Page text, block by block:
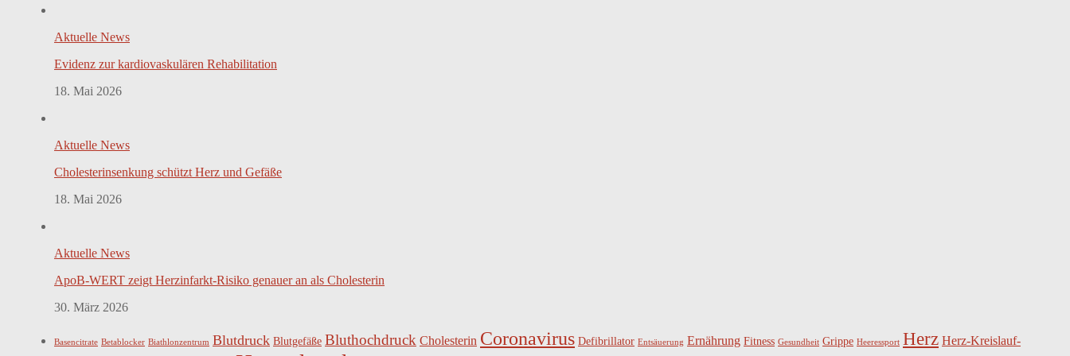
Aktuelle News
Evidenz zur kardiovaskulären Rehabilitation
18. Mai 2026
Aktuelle News
Cholesterinsenkung schützt Herz und Gefäße
18. Mai 2026
Aktuelle News
ApoB-WERT zeigt Herzinfarkt-Risiko genauer an als Cholesterin
30. März 2026
Basencitrate Betablocker Biathlonzentrum Blutdruck Blutgefäße Bluthochdruck Cholesterin Coronavirus Defibrillator Entsäuerung Ernährung Fitness Gesundheit Grippe Heeressport Herz Herz-Kreislauf-